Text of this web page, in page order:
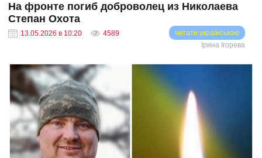
На фронте погиб доброволец из Николаева
Степан Охота
13.05.2026 в 10:20 4589
читати українською
Ірина Ігорева